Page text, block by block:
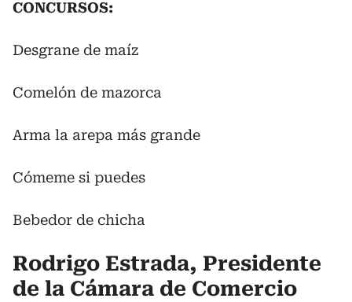
CONCURSOS:
Desgrane de maíz
Comelón de mazorca
Arma la arepa más grande
Cómeme si puedes
Bebedor de chicha
Rodrigo Estrada, Presidente
de la Cámara de Comercio